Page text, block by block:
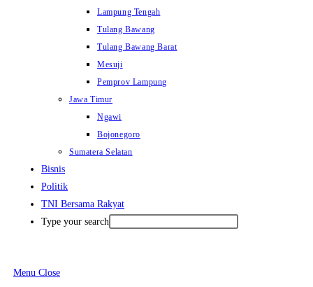
Lampung Tengah
Tulang Bawang
Tulang Bawang Barat
Mesuji
Pemprov Lampung
Jawa Timur
Ngawi
Bojonegoro
Sumatera Selatan
Bisnis
Politik
TNI Bersama Rakyat
Type your search
Menu Close